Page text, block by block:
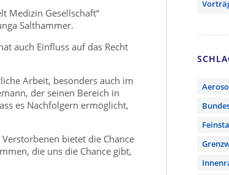
Medizin Gesellschaft“
Salthammer.
auch Einfluss auf das Recht
Arbeit, besonders auch im
der seinen Bereich in
es Nachfolgern ermöglicht,
bietet die Chance
die uns die Chance gibt,